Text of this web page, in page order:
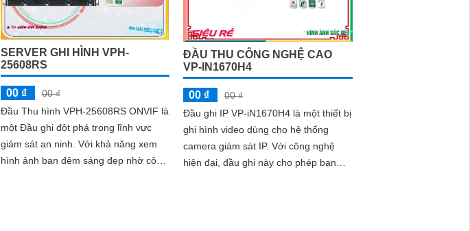
SERVER GHI HÌNH VPH-
25608RS
00 ₫
00 ₫
Đầu Thu hình VPH-25608RS ONVIF là
một Đầu ghi đột phá trong lĩnh vực
giám sát an ninh. Với khả năng xem
hình ảnh ban đêm sáng đẹp nhờ công
ĐẦU THU CÔNG NGHỆ CAO
VP-IN1670H4
00 ₫
00 ₫
Đầu ghi IP VP-iN1670H4 là một thiết bị
ghi hình video dùng cho hệ thống
camera giám sát IP. Với công nghệ
hiện đại, đầu ghi này cho phép bạn